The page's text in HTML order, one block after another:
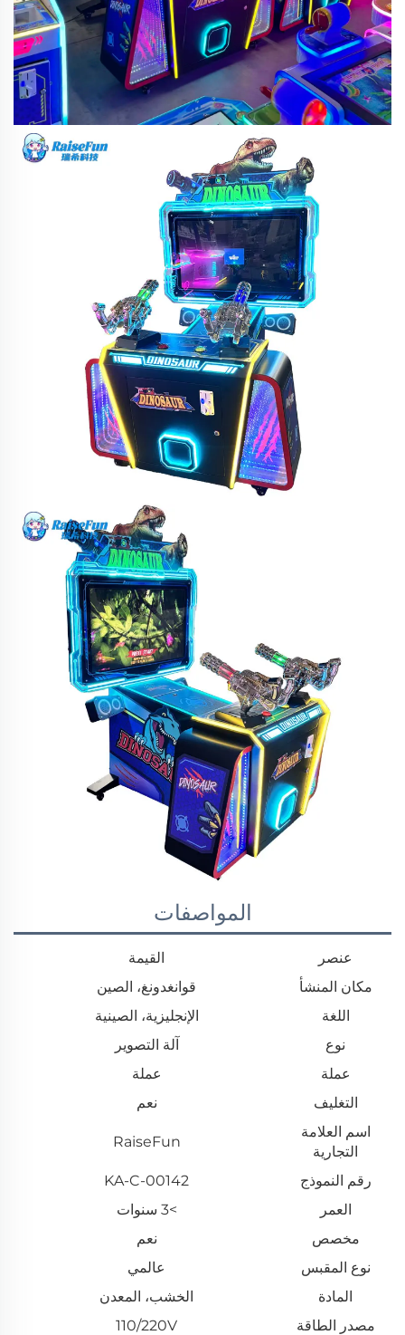
المواصفات
عنصر
القيمة
مكان المنشأ
قوانغدونغ، الصين
اللغة
الإنجليزية، الصينية
نوع
آلة التصوير
عملة
عملة
التغليف
نعم
اسم العلامة
التجارية
RaiseFun
رقم النموذج
KA-C-00142
العمر
>3 سنوات
مخصص
نعم
نوع المقبس
عالمي
المادة
الخشب، المعدن
مصدر الطاقة
110/220V